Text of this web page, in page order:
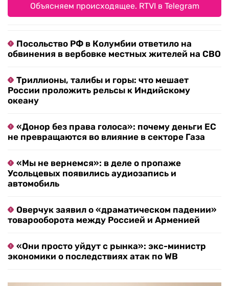
Объясняем происходящее. RTVI в Telegram
Посольство РФ в Колумбии ответило на
обвинения в вербовке местных жителей на СВО
Триллионы, талибы и горы: что мешает
России проложить рельсы к Индийскому
океану
«Донор без права голоса»: почему деньги ЕС
не превращаются во влияние в секторе Газа
«Мы не вернемся»: в деле о пропаже
Усольцевых появились аудиозапись и
автомобиль
Оверчук заявил о «драматическом падении»
товарооборота между Россией и Арменией
«Они просто уйдут с рынка»: экс-министр
экономики о последствиях атак по WB